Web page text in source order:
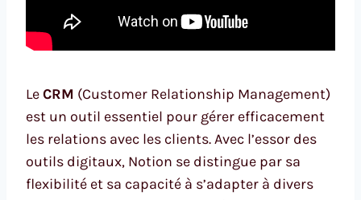
LeCRM (Customer Relationship Management)
est un outil essentiel pour gérer efficacement
les relations avec les clients. Avec l’essor des
outils digitaux, Notion se distingue par sa
flexibilité et sa capacité à s’adapter à divers